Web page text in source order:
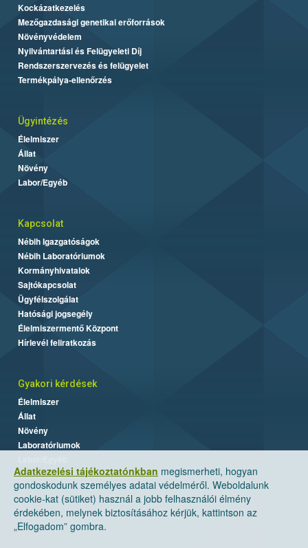
Adatkezelési tájékoztatónkban megismerheti, hogyan
gondoskodunk személyes adatai védelméről. Weboldalunk
cookie-kat (sütiket) használ a jobb felhasználói élmény
érdekében, melynek biztosításához kérjük, kattintson az
„Elfogadom” gombra.
Kockázatkezelés
Mezőgazdasági genetikai erőforrások
Növényvédelem
Nyilvántartási és Felügyeleti Díj
Rendszerszervezés és felügyelet
Termékpálya-ellenőrzés
Ügyintézés
Élelmiszer
Állat
Növény
Labor/Egyéb
Kapcsolat
Nébih Igazgatóságok
Nébih Laboratóriumok
Kormányhivatalok
Sajtókapcsolat
Ügyfélszolgálat
Hatósági jogsegély
Élelmiszermentő Központ
Hírlevél feliratkozás
Gyakori kérdések
Élelmiszer
Állat
Növény
Laboratóriumok